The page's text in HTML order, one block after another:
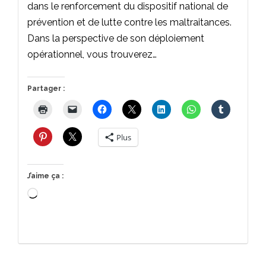
dans le renforcement du dispositif national de
prévention et de lutte contre les maltraitances.
Dans la perspective de son déploiement
opérationnel, vous trouverez…
Partager :
Plus
J’aime ça :
Chargement…